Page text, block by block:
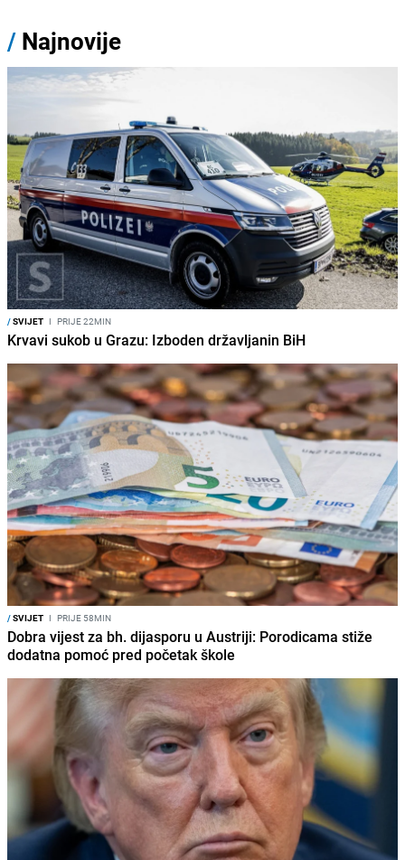
/ Najnovije
/SVIJET I PRIJE 22MIN
Krvavi sukob u Grazu: Izboden državljanin BiH
/SVIJET I PRIJE 58MIN
Dobra vijest za bh. dijasporu u Austriji: Porodicama stiže
dodatna pomoć pred početak škole